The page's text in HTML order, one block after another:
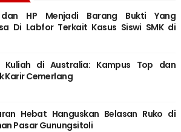
dan HP Menjadi Barang Bukti Yang
Di Labfor Terkait Kasus Siswi SMK di
Kuliah di Australia: Kampus Top dan
Karir Cemerlang
Hebat Hanguskan Belasan Ruko di
Pasar Gunungsitoli